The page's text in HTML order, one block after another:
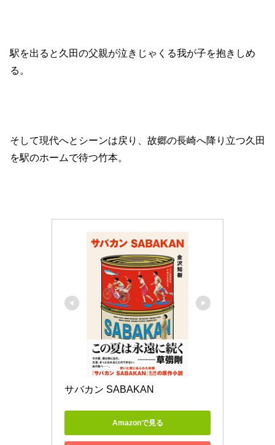
駅を出ると久田の父親が泣きじゃくる我が子を抱きしめ
る。
そして現代へとシーンは戻り、故郷の長崎へ降り立つ久田
を駅のホームで待つ竹本。
サバカン SABAKAN
Amazonで見る